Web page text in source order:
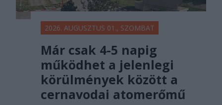
2026. AUGUSZTUS 01., SZOMBAT
Már csak 4-5 napig
működhet a jelenlegi
körülmények között a
cernavodai atomerőmű